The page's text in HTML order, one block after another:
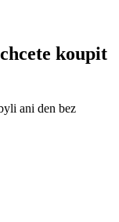
koupit
ani den bez